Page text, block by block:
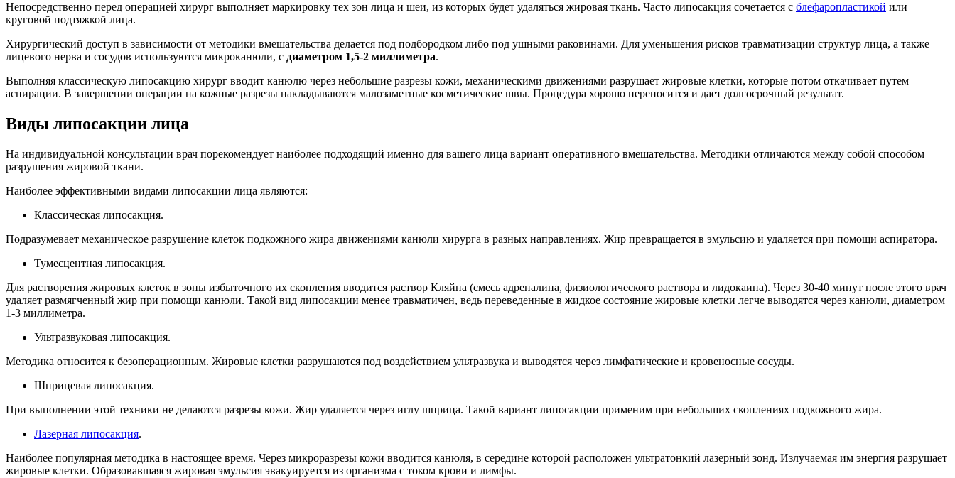
Непосредственно перед операцией хирург выполняет маркировку тех зон лица и шеи, из которых будет удаляться жировая ткань. Часто липосакция сочетается с блефаропластикой или
круговой подтяжкой лица.
Хирургический доступ в зависимости от методики вмешательства делается под подбородком либо под ушными раковинами. Для уменьшения рисков травматизации структур лица, а также
лицевого нерва и сосудов используются микроканюли, с диаметром 1,5-2 миллиметра.
Выполняя классическую липосакцию хирург вводит канюлю через небольшие разрезы кожи, механическими движениями разрушает жировые клетки, которые потом откачивает путем
аспирации. В завершении операции на кожные разрезы накладываются малозаметные косметические швы. Процедура хорошо переносится и дает долгосрочный результат.
Виды липосакции лица
На индивидуальной консультации врач порекомендует наиболее подходящий именно для вашего лица вариант оперативного вмешательства. Методики отличаются между собой способом
разрушения жировой ткани.
Наиболее эффективными видами липосакции лица являются:
Классическая липосакция.
Подразумевает механическое разрушение клеток подкожного жира движениями канюли хирурга в разных направлениях. Жир превращается в эмульсию и удаляется при помощи аспиратора.
Тумесцентная липосакция.
Для растворения жировых клеток в зоны избыточного их скопления вводится раствор Кляйна (смесь адреналина, физиологического раствора и лидокаина). Через 30-40 минут после этого врач
удаляет размягченный жир при помощи канюли. Такой вид липосакции менее травматичен, ведь переведенные в жидкое состояние жировые клетки легче выводятся через канюли, диаметром
1-3 миллиметра.
Ультразвуковая липосакция.
Методика относится к безоперационным. Жировые клетки разрушаются под воздействием ультразвука и выводятся через лимфатические и кровеносные сосуды.
Шприцевая липосакция.
При выполнении этой техники не делаются разрезы кожи. Жир удаляется через иглу шприца. Такой вариант липосакции применим при небольших скоплениях подкожного жира.
Лазерная липосакция.
Наиболее популярная методика в настоящее время. Через микроразрезы кожи вводится канюля, в середине которой расположен ультратонкий лазерный зонд. Излучаемая им энергия разрушает
жировые клетки. Образовавшаяся жировая эмульсия эвакуируется из организма с током крови и лимфы.